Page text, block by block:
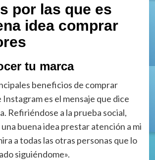
por las que es
idea comprar
tu marca
beneficios de comprar
es el mensaje que dice
Refiriéndose a la prueba social,
una buena idea prestar atención a mi
a todas las otras personas que lo
siguiéndome».